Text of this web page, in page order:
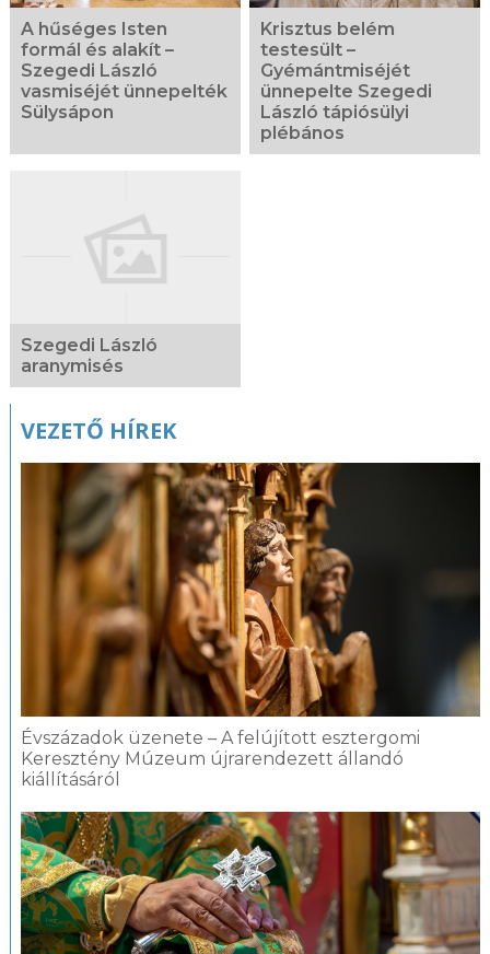
A hűséges Isten
formál és alakít –
Szegedi László
vasmiséjét ünnepelték
Sülysápon
Krisztus belém
testesült –
Gyémántmiséjét
ünnepelte Szegedi
László tápiósülyi
plébános
Szegedi László
aranymisés
VEZETŐ HÍREK
Évszázadok üzenete – A felújított esztergomi
Keresztény Múzeum újrarendezett állandó
kiállításáról